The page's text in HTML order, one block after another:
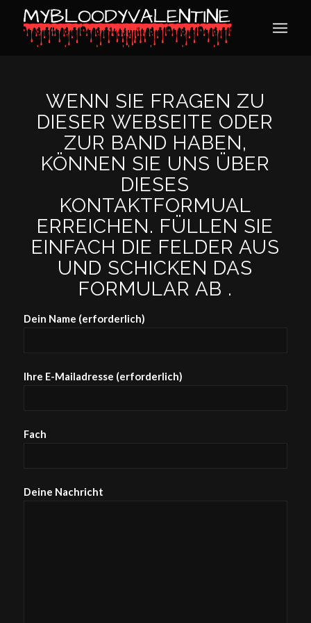
WENN SIE FRAGEN ZU
DIESER WEBSEITE ODER
ZUR BAND HABEN,
KÖNNEN SIE UNS ÜBER
DIESES
KONTAKTFORMUAL
ERREICHEN. FÜLLEN SIE
EINFACH DIE FELDER AUS
UND SCHICKEN DAS
FORMULAR AB .
Dein Name (erforderlich)
Ihre E-Mailadresse (erforderlich)
Fach
Deine Nachricht